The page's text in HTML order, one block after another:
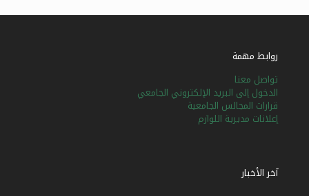
روابط مهمة
تواصل معنا
الدخول إلى البريد الإلكتروني الجامعي
قرارات المجالس الجامعية
إعلانات مديرية اللوازم
آخر الأخبار